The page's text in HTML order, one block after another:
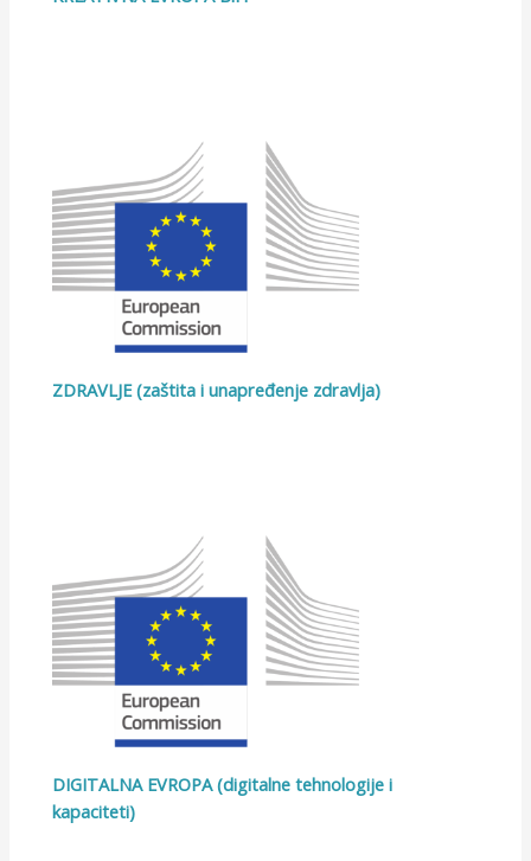
ZDRAVLJE (zaštita i unapređenje zdravlja)
DIGITALNA EVROPA (digitalne tehnologije i
kapaciteti)